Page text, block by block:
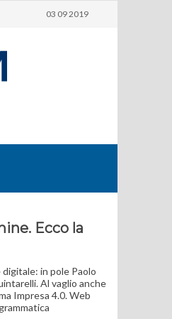
03 09 2019
Ecco la
in pole Paolo
Al vaglio anche
Impresa 4.0. Web